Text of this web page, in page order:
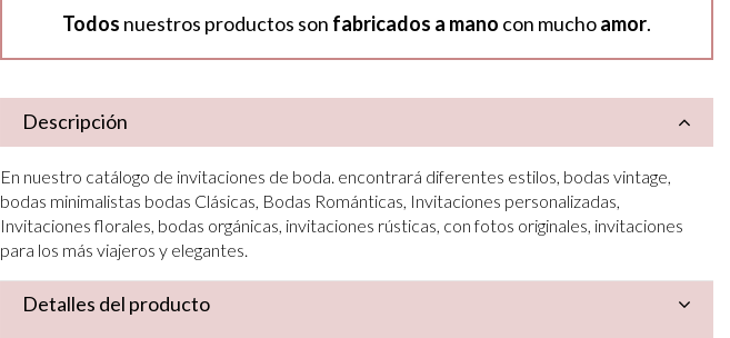
Todos nuestros productos son fabricados a mano con muchoamor.
Descripción
En nuestro catálogo de invitaciones de boda. encontrará diferentes estilos, bodas vintage,
bodas minimalistas bodas Clásicas, Bodas Románticas, Invitaciones personalizadas,
Invitaciones florales, bodas orgánicas, invitaciones rústicas, con fotos originales, invitaciones
para los más viajeros y elegantes.
Detalles del producto